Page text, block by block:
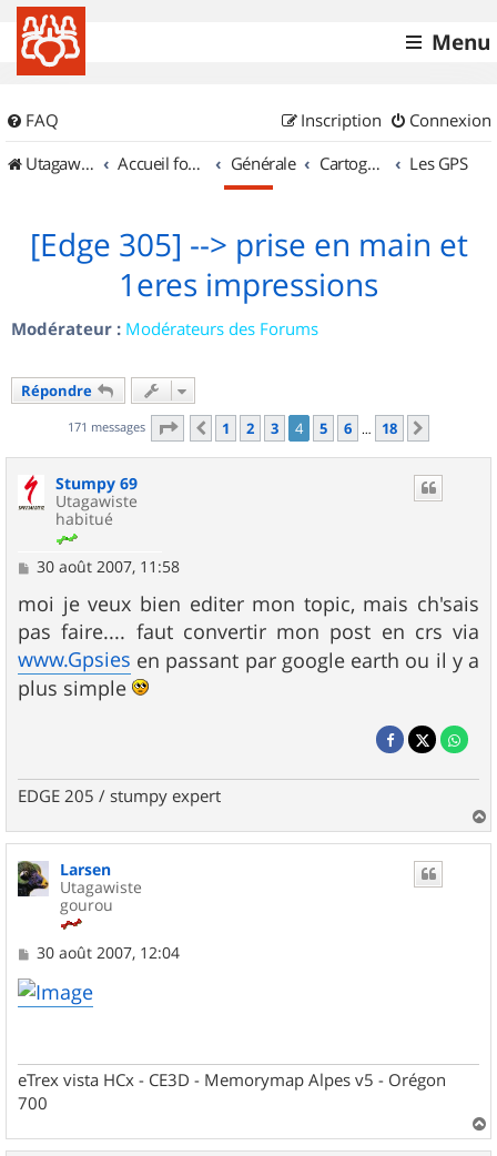
Menu
FAQ Connexion
Inscription
UtagawaVTT (Randos VTT et VTTAE avec traces GPS)
Accueil forum Générale Cartographie et GPS Les GPS
[Edge 305] --> prise en main et
1eres impressions
Modérateur : Modérateurs des Forums
Répondre
171 messages Page 4sur
Précédent
1 2 3 4 5 6 … 18
Stumpy 69
Utagawiste
habitué
M
s
s
a
g
e
30 août 2007, 11:58
moi je veux bien editer mon topic, mais ch'sais
pas faire.... faut convertir mon post en crs via
www.Gpsies en passant par google earth ou il y a
plus simple
EDGE 205 / stumpy expert
a
u
Larsen
Utagawiste
gourou
M
s
s
30 août 2007, 12:04
eTrex vista HCx - CE3D - Memorymap Alpes v5 - Orégon
700
a